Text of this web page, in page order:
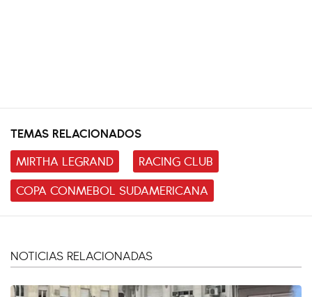
TEMAS RELACIONADOS
MIRTHA LEGRAND
RACING CLUB
COPA CONMEBOL SUDAMERICANA
NOTICIAS RELACIONADAS